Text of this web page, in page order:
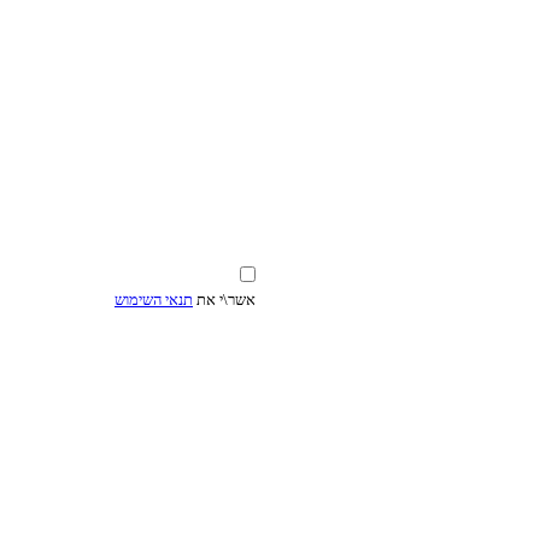
אשר\י את תנאי השימוש